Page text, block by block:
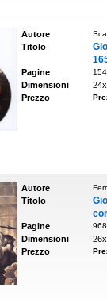
Autore
Titolo
Pagine 154
Dimensioni
Prezzo
Autore
Titolo
Pagine 968
Dimensioni
Prezzo